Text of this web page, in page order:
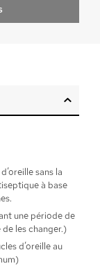
sans la
à base
une période de
les changer.)
d’oreille au